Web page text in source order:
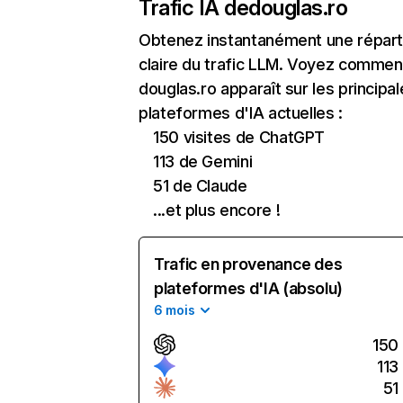
Trafic IA dedouglas.ro
Obtenez instantanément une
claire du trafic LLM. Voyez
douglas.ro apparaît sur les
plateformes d'IA actuelles :
150 visites de ChatGPT
113 de Gemini
51 de Claude
...et plus encore !
Trafic en provenance des
plateformes d'IA (absolu)
6 mois
150
113
51